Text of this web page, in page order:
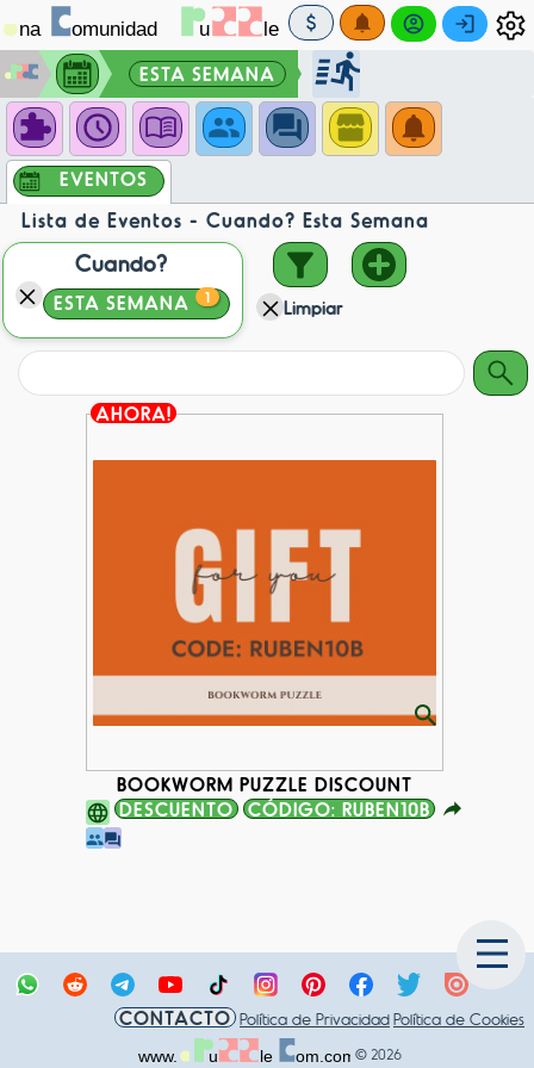
ESTA SEMANA
EVENTOS
Lista de Eventos - Cuando? Esta Semana
Cuando?
ESTA SEMANA 1 Limpiar
AHORA!
BOOKWORM PUZZLE DISCOUNT
DESCUENTO
CÓDIGO: RUBEN10B
CONTACTO Política de PrivacidadPolítica de Cookies
© 2026